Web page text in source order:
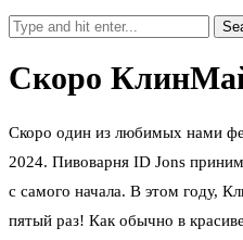
Скоро
Скоро один из любимых нами
2024. Пивоварня ID Jons
с самого начала. В этом году,
пятый раз! Как обычно в